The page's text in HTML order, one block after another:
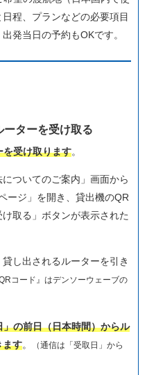
程、プランなどの必要項目
発当日の予約もOKです。
ターを受け取る
を受け取ります。
ついてのご案内」画面から
ージ」を開き、貸出機のQR
取る」ボタンが表示された
し出されるルーターを引き
QRコード』はデンソーウェーブの
」の前日（日本時間）からル
ます。 （通信は「受取日」から